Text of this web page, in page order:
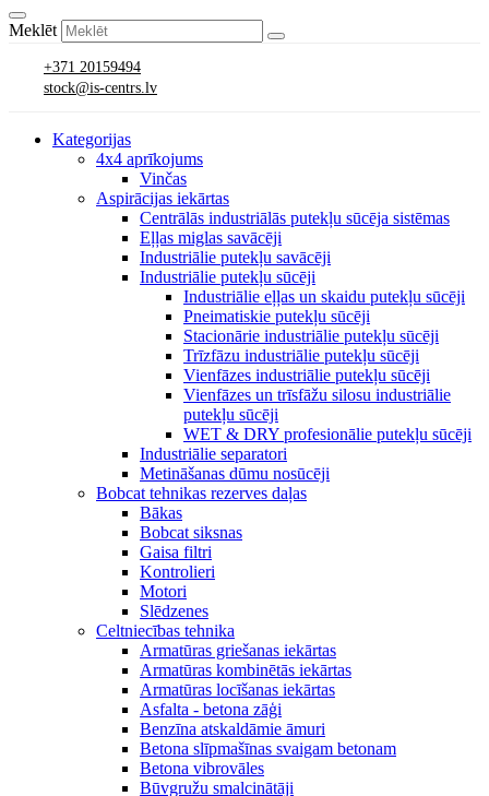
Meklēt
+371 20159494
stock@is-centrs.lv
Kategorijas
4x4 aprīkojums
Vinčas
Aspirācijas iekārtas
Centrālās industriālās putekļu sūcēja sistēmas
Eļļas miglas savācēji
Industriālie putekļu savācēji
Industriālie putekļu sūcēji
Industriālie eļļas un skaidu putekļu sūcēji
Pneimatiskie putekļu sūcēji
Stacionārie industriālie putekļu sūcēji
Trīzfāzu industriālie putekļu sūcēji
Vienfāzes industriālie putekļu sūcēji
Vienfāzes un trīsfāžu silosu industriālie
putekļu sūcēji
WET & DRY profesionālie putekļu sūcēji
Industriālie separatori
Metināšanas dūmu nosūcēji
Bobcat tehnikas rezerves daļas
Bākas
Bobcat siksnas
Gaisa filtri
Kontrolieri
Motori
Slēdzenes
Celtniecības tehnika
Armatūras griešanas iekārtas
Armatūras kombinētās iekārtas
Armatūras locīšanas iekārtas
Asfalta - betona zāģi
Benzīna atskaldāmie āmuri
Betona slīpmašīnas svaigam betonam
Betona vibrovāles
Būvgružu smalcinātāji